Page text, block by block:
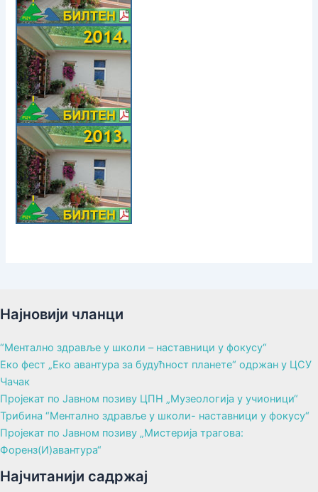
Најновији чланци
“Ментално здравље у школи – наставници у фокусу“
Еко фест „Еко авантура за будућност планете“ одржан у ЦСУ
Чачак
Пројекат по Јавном позиву ЦПН „Музеологија у учионици“
Трибина “Ментално здравље у школи- наставници у фокусу“
Пројекат по Јавном позиву „Мистерија трагова:
Форенз(И)авантура“
Најчитанији садржај